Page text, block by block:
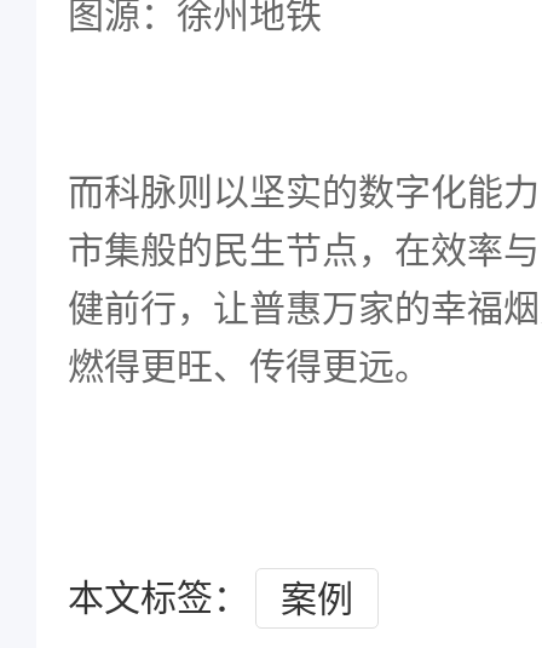
图源：徐州地铁
而科脉则以坚实的数字化能
市集般的民生节点，在效率
健前行，让普惠万家的幸福
燃得更旺、传得更远。
本文标签： 案例